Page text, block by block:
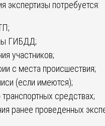
экспертизы потребуется:
ГИБДД;
участников;
с места происшествия;
(если имеются);
средствах;
ранее проведенных